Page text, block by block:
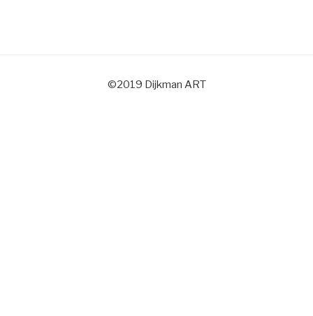
©2019 Dijkman ART